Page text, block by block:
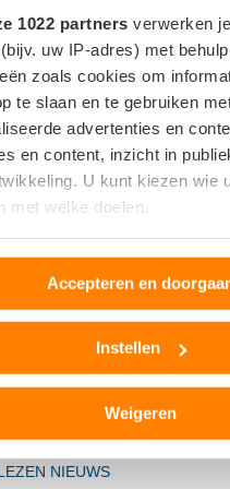
1022 partners verwerken
uw IP-adres) met
zoals cookies om
te slaan en te gebruiken
advertenties en
en content, inzicht in
U kunt kiezen wie
met welke doelen.
willen we ook graag:
verzamelen over uw
een paar meter nauwkeurig
identificeren door het
stel uw voorkeuren in het
de Cookieverklaring.
Accepteren en
Instellen
Weigeren
10 september 2022
NIEUWS